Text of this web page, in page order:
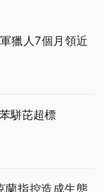
獵人7個月領近
駢芘超標
蘭指控造成生態